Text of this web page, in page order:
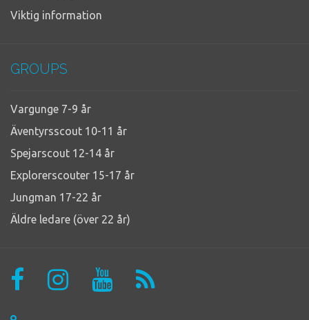
Viktig information
GROUPS
Vargunge 7-9 år
Äventyrsscout 10-11 år
Spejarscout 12-14 år
Explorerscouter 15-17 år
Jungman 17-22 år
Äldre ledare (över 22 år)